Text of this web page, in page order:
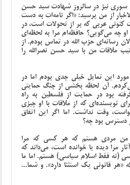
سوری نیز در سالروز شهادت سید حسن
از من پرسید: «اگر نامه‌ات به دست
کنونی عربی که پر از تحولات است، در
چه می‌گویی؟ حافظه‌ام مرا به لحظه‌ای
رسانه‌ای حزب الله در تماس بودم. از
ملاقات من با سید حسن نصرالله را
این تمایل خیلی جدی بودم اما در
آن لحظه بخشی از جنگ حمایتی
بود در حمایت از فلسطین به راه
نویسنده‌ای که از ملاقات با او چیزی
وقت نداشت. اما اگر این اتفاق
دسترس بود چه؟
مردی هستم که هر کسی که مرا
مرا دیده یا خوانده است، می‌داند که
(نه فقط اسلام سیاسی) هستم. اما ما
«هر قانونی یک استثنا دارد». و شما...